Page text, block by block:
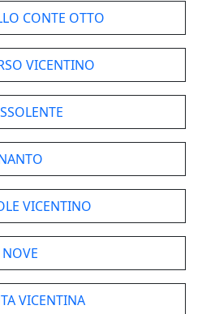
CONTE OTTO
VICENTINO
VICENTINO
NOVE
VICENTINA